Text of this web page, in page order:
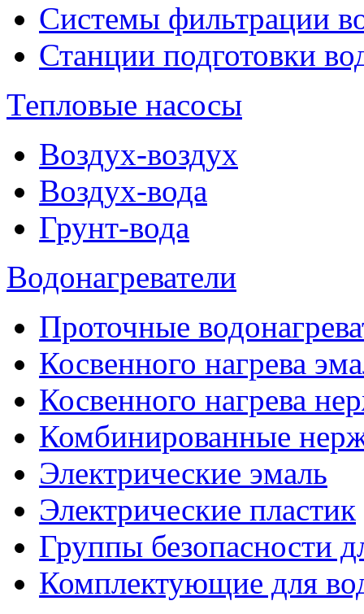
Системы фильтрации
Станции подготовки
Тепловые насосы
Воздух-воздух
Воздух-вода
Грунт-вода
Водонагреватели
Проточные
Косвенного нагрева
Косвенного нагрева
Комбинированные
Электрические эмаль
Электрические пластик
Группы безопасности
Комплектующие для